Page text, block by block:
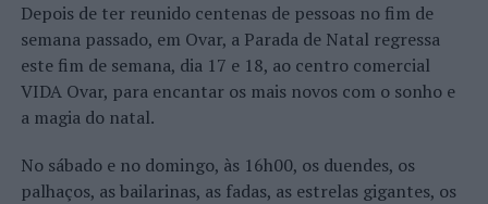
Depois de ter reunido centenas de pessoas no fim de
semana passado, em Ovar, a Parada de Natal regressa
este fim de semana, dia 17 e 18, ao centro comercial
VIDA Ovar, para encantar os mais novos com o sonho e
a magia do natal.
No sábado e no domingo, às 16h00, os duendes, os
palhaços, as bailarinas, as fadas, as estrelas gigantes, os